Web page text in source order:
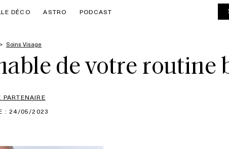
DÉCO ASTRO PODCAST
Soins Visage
de votre routine
PARTENAIRE
: 24/05/2023